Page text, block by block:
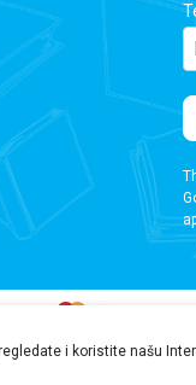
da proverite
i koristite našu